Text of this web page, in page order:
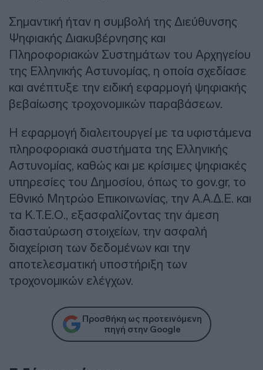
Σημαντική ήταν η συμβολή της Διεύθυνσης
Ψηφιακής Διακυβέρνησης και
Πληροφοριακών Συστημάτων του Αρχηγείου
της Ελληνικής Αστυνομίας, η οποία σχεδίασε
και ανέπτυξε την ειδική εφαρμογή ψηφιακής
βεβαίωσης τροχονομικών παραβάσεων.
Η εφαρμογή διαλειτουργεί με τα υφιστάμενα
πληροφοριακά συστήματα της Ελληνικής
Αστυνομίας, καθώς και με κρίσιμες ψηφιακές
υπηρεσίες του Δημοσίου, όπως το gov.gr, το
Εθνικό Μητρώο Επικοινωνίας, την Α.Α.Δ.Ε. και
τα Κ.Τ.Ε.Ο., εξασφαλίζοντας την άμεση
διασταύρωση στοιχείων, την ασφαλή
διαχείριση των δεδομένων και την
αποτελεσματική υποστήριξη των
τροχονομικών ελέγχων.
Προσθήκη ως προτεινόμενη
πηγή στην Google